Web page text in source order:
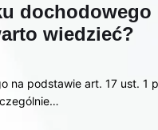
wiedzieć?
na podstawie art. 17 ust.